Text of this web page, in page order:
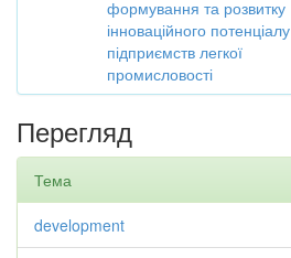
формування та розвитку
інноваційного потенціалу
підприємств легкої
промисловості
Перегляд
Тема
development